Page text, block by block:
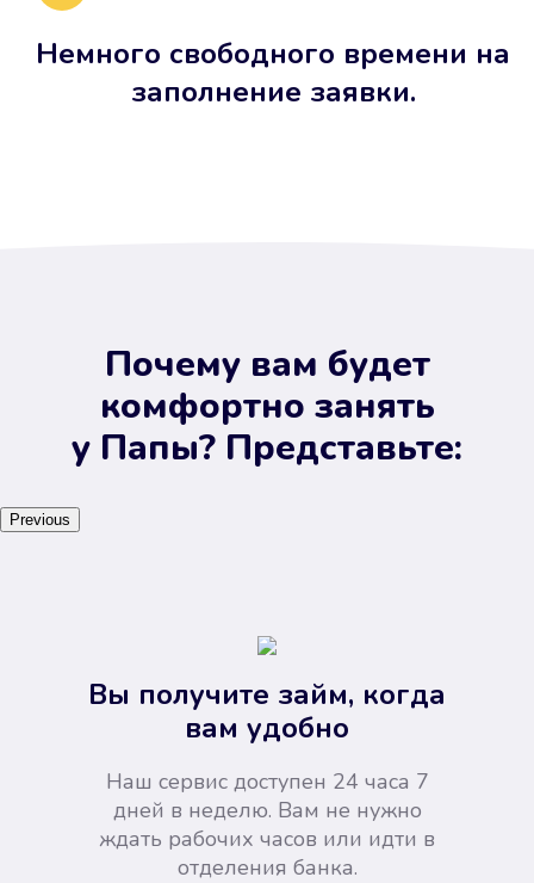
Немного свободного времени на
заполнение заявки.
Почему вам будет
комфортно занять
у Папы? Представьте:
Previous
Вы получите займ, когда
вам удобно
Наш сервис доступен 24 часа 7
дней в неделю. Вам не нужно
ждать рабочих часов или идти в
отделения банка.